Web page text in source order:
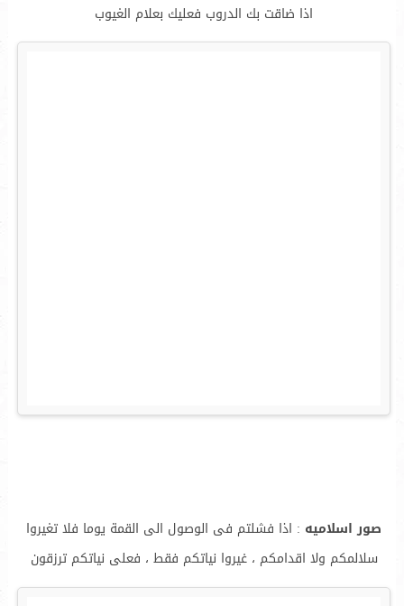
اذا ضاقت بك الدروب فعليك بعلام الغيوب
صور اسلاميه : اذا فشلتم فى الوصول الى القمة يوما فلا تغيروا
سلالمكم ولا اقدامكم ، غيروا نياتكم فقط ، فعلى نياتكم ترزقون